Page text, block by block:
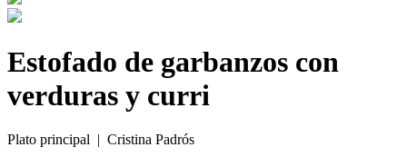
Estofado de garbanzos con
verduras y curri
Plato principal | Cristina Padrós